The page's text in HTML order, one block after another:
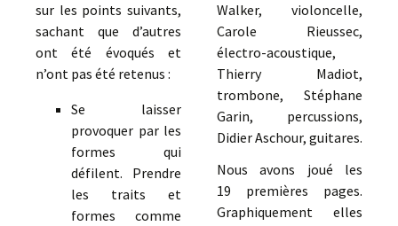
sur les points suivants,
sachant que d’autres
ont été évoqués et
n’ont pas été retenus :
Se laisser
provoquer par les
formes qui
défilent. Prendre
les traits et
formes comme
Walker, violoncelle,
Carole Rieussec,
électro-acoustique,
Thierry Madiot,
trombone, Stéphane
Garin, percussions,
Didier Aschour, guitares.
Nous avons joué les
19 premières pages.
Graphiquement elles